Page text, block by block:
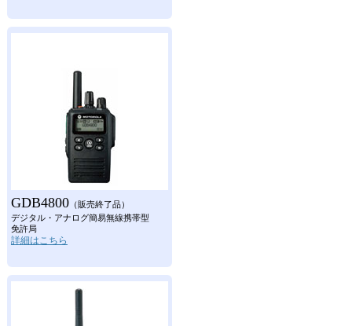
GDB4800（販売終了品）
デジタル・アナログ簡易無線携帯型
免許局
詳細はこちら